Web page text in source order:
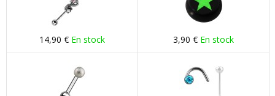
14,90 € En stock 3,90 € En stock